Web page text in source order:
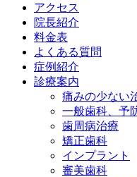
アクセス
院長紹介
料金表
よくある質問
症例紹介
診療案内
痛みの少ない
一般歯科、予
歯周病治療
矯正歯科
インプラント
審美歯科